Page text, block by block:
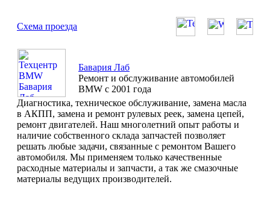
Схема проезда
Бавария Лаб
Ремонт и обслуживание автомобилей
BMW с 2001 года
Диагностика, техническое обслуживание, замена масла
в АКПП, замена и ремонт рулевых реек, замена цепей,
ремонт двигателей. Наш многолетний опыт работы и
наличие собственного склада запчастей позволяет
решать любые задачи, связанные с ремонтом Вашего
автомобиля. Мы применяем только качественные
расходные материалы и запчасти, а так же смазочные
материалы ведущих производителей.